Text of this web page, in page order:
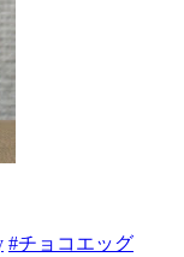
#チョコエッグ